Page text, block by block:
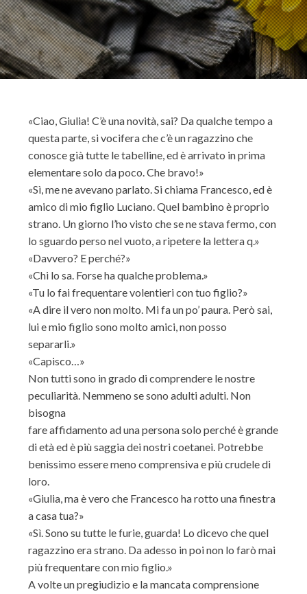
«Ciao, Giulia! C’è una novità, sai? Da qualche tempo a
questa parte, si vocifera che c’è un ragazzino che
conosce già tutte le tabelline, ed è arrivato in prima
elementare solo da poco. Che bravo!»
«Sì, me ne avevano parlato. Si chiama Francesco, ed è
amico di mio figlio Luciano. Quel bambino è proprio
strano. Un giorno l’ho visto che se ne stava fermo, con
lo sguardo perso nel vuoto, a ripetere la lettera q.»
«Davvero? E perché?»
«Chi lo sa. Forse ha qualche problema.»
«Tu lo fai frequentare volentieri con tuo figlio?»
«A dire il vero non molto. Mi fa un po’ paura. Però sai,
lui e mio figlio sono molto amici, non posso
separarli.»
«Capisco…»
Non tutti sono in grado di comprendere le nostre
peculiarità. Nemmeno se sono adulti adulti. Non
bisogna
fare affidamento ad una persona solo perché è grande
di età ed è più saggia dei nostri coetanei. Potrebbe
benissimo essere meno comprensiva e più crudele di
loro.
«Giulia, ma è vero che Francesco ha rotto una finestra
a casa tua?»
«Sì. Sono su tutte le furie, guarda! Lo dicevo che quel
ragazzino era strano. Da adesso in poi non lo farò mai
più frequentare con mio figlio.»
A volte un pregiudizio e la mancata comprensione